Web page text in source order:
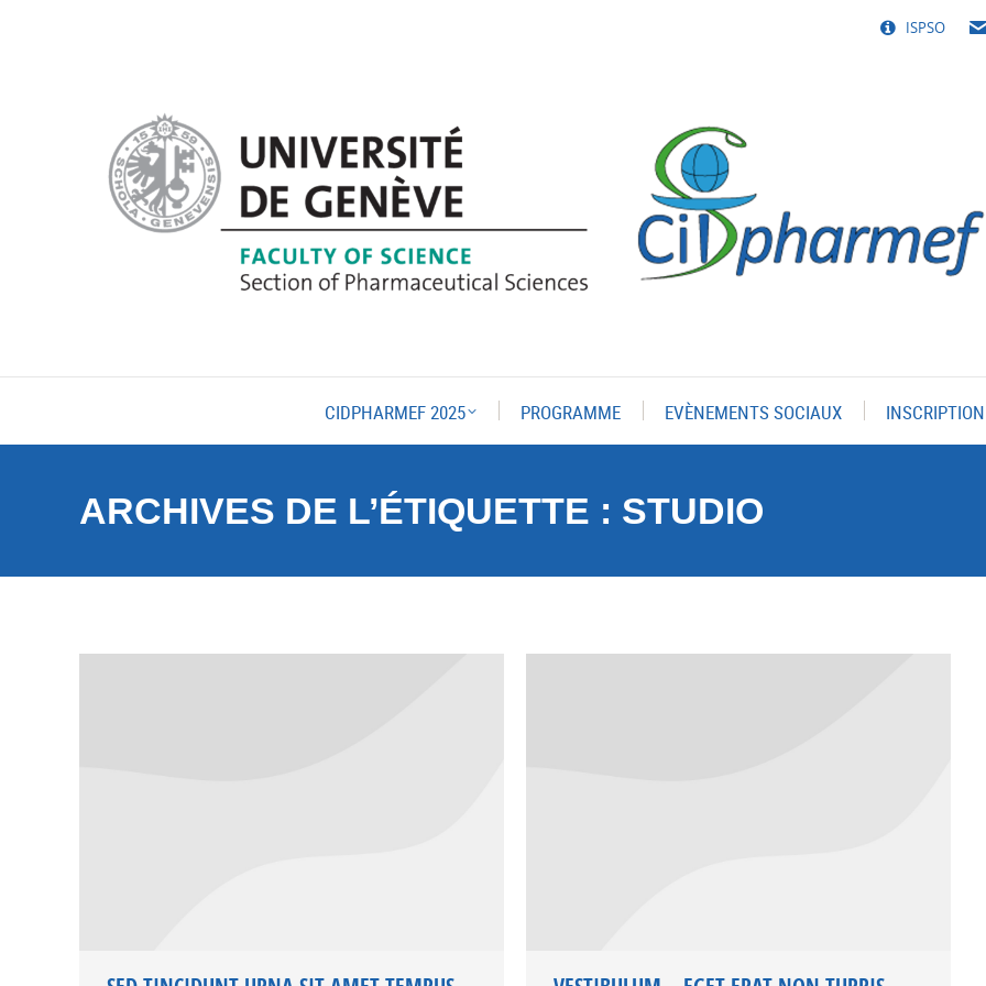
ISPSO
CIDPHARMEF 2025 PROGRAMME EVÈNEMENTS SOCIAUX INSCRIPTION
ARCHIVES DE L’ÉTIQUETTE : STUDIO